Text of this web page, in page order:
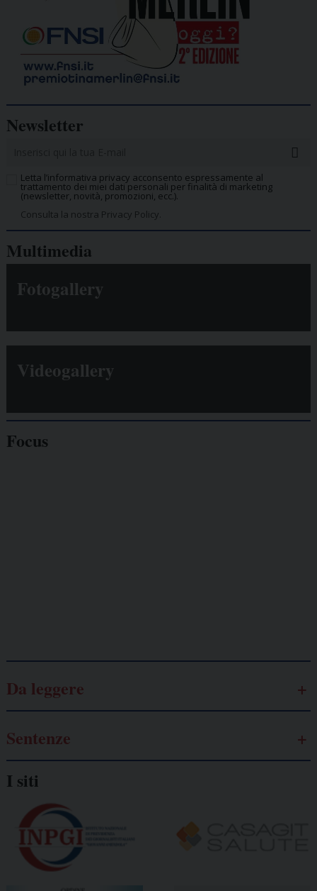
Newsletter
Letta l’informativa privacy acconsento espressamente al
trattamento dei miei dati personali per finalità di marketing
(newsletter, novità, promozioni, ecc.).
Consulta la nostra Privacy Policy.
Multimedia
Fotogallery
Videogallery
Focus
Da leggere
Sentenze
I siti